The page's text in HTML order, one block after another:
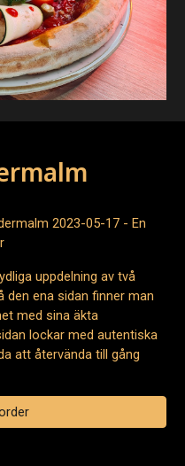
2023-05-17 - En
uppdelning av två
den ena sidan finner man
med sina äkta
lockar med autentiska
att återvända till gång